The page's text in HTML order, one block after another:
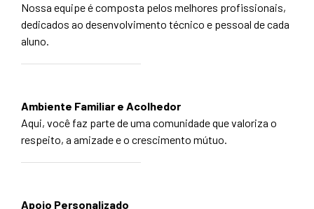
Nossa equipe é composta pelos melhores profissionais,
dedicados ao desenvolvimento técnico e pessoal de cada
aluno.
Ambiente Familiar e Acolhedor
Aqui, você faz parte de uma comunidade que valoriza o
respeito, a amizade e o crescimento mútuo.
Apoio Personalizado